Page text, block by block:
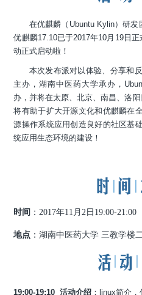
在优麒麟（Ubuntu Kylin）研发
优麒麟17.10已于2017年10月19日
动正式启动啦！
本次发布派对以体验、分享和
主办，湖南中医药大学承办，
办，并将在太原、北京、南昌、洛
将有助于扩大开源文化和优麒麟在
源操作系统应用创造良好的社区基
统应用生态环境的建设！
时间 ：2017年11月2日19:00-21:00
地点 ：湖南中医药大学 三教学楼
19:00-19:10 活动介绍 ：linux简介